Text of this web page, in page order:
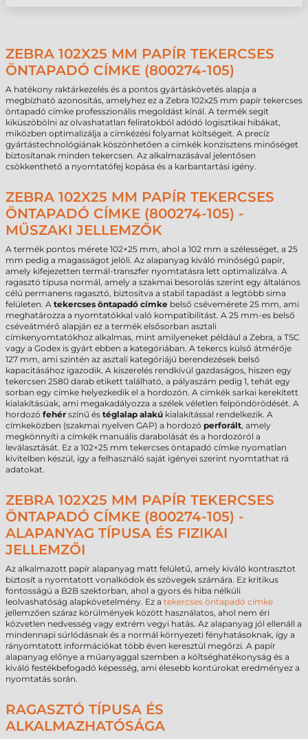
ZEBRA 102X25 MM PAPÍR TEKERCSES
ÖNTAPADÓ CÍMKE (800274-105)
A hatékony raktárkezelés és a pontos gyártáskövetés alapja a
megbízható azonosítás, amelyhez ez a Zebra 102x25 mm papír tekercses
öntapadó címke professzionális megoldást kínál. A termék segít
kiküszöbölni az olvashatatlan feliratokból adódó logisztikai hibákat,
miközben optimalizálja a címkézési folyamat költségeit. A precíz
gyártástechnológiának köszönhetően a címkék konzisztens minőséget
biztosítanak minden tekercsen. Az alkalmazásával jelentősen
csökkenthető a nyomtatófej kopása és a karbantartási igény.
ZEBRA 102X25 MM PAPÍR TEKERCSES
ÖNTAPADÓ CÍMKE (800274-105) -
MŰSZAKI JELLEMZŐK
A termék pontos mérete 102×25 mm, ahol a 102 mm a szélességet, a 25
mm pedig a magasságot jelöli. Az alapanyag kiváló minőségű papír,
amely kifejezetten termál-transzfer nyomtatásra lett optimalizálva. A
ragasztó típusa normál, amely a szakmai besorolás szerint egy általános
célú permanens ragasztó, biztosítva a stabil tapadást a legtöbb sima
felületen. A tekercses öntapadó címke belső csévemérete 25 mm, ami
meghatározza a nyomtatókkal való kompatibilitást. A 25 mm-es belső
cséveátmérő alapján ez a termék elsősorban asztali
címkenyomtatókhoz alkalmas, mint amilyeneket például a Zebra, a TSC
vagy a Godex is gyárt ebben a kategóriában. A tekercs külső átmérője
127 mm, ami szintén az asztali kategóriájú berendezések belső
kapacitásához igazodik. A kiszerelés rendkívül gazdaságos, hiszen egy
tekercsen 2580 darab etikett található, a pályaszám pedig 1, tehát egy
sorban egy címke helyezkedik el a hordozón. A címkék sarkai kerekített
kialakításúak, ami megakadályozza a szélek véletlen felpöndörödését. A
hordozó fehér színű és téglalap alakú kialakítással rendelkezik. A
címkeközben (szakmai nyelven GAP) a hordozó perforált, amely
megkönnyíti a címkék manuális darabolását és a hordozóról a
leválasztását. Ez a 102×25 mm tekercses öntapadó címke nyomatlan
kivitelben készül, így a felhasználó saját igényei szerint nyomtathat rá
adatokat.
ZEBRA 102X25 MM PAPÍR TEKERCSES
ÖNTAPADÓ CÍMKE (800274-105) -
ALAPANYAG TÍPUSA ÉS FIZIKAI
JELLEMZŐI
Az alkalmazott papír alapanyag matt felületű, amely kiváló kontrasztot
biztosít a nyomtatott vonalkódok és szövegek számára. Ez kritikus
fontosságú a B2B szektorban, ahol a gyors és hiba nélküli
leolvashatóság alapkövetelmény. Ez a tekercses öntapadó címke
jellemzően száraz körülmények között használatos, ahol nem éri
közvetlen nedvesség vagy extrém vegyi hatás. Az alapanyag jól ellenáll a
mindennapi súrlódásnak és a normál környezeti fényhatásoknak, így a
rányomtatott információkat több éven keresztül megőrzi. A papír
alapanyag előnye a műanyaggal szemben a költséghatékonyság és a
kiváló festékbefogadó képesség, ami élesebb kontúrokat eredményez a
nyomtatás során.
RAGASZTÓ TÍPUSA ÉS
ALKALMAZHATÓSÁGA